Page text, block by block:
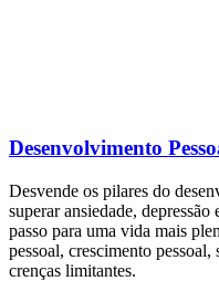
Desenvolvimento
Desvende os pilares do
superar ansiedade,
passo para uma vida mais
pessoal, crescimento pessoal,
crenças limitantes.